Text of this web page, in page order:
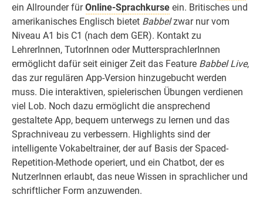
ein Allrounder fürOnline-Sprachkurse ein. Britisches und
amerikanisches Englisch bietet Babbelzwar nur vom
Niveau A1 bis C1 (nach dem GER). Kontakt zu
LehrerInnen, TutorInnen oder MuttersprachlerInnen
ermöglicht dafür seit einiger Zeit das Feature Babbel Live,
das zur regulären App-Version hinzugebucht werden
muss. Die interaktiven, spielerischen Übungen verdienen
viel Lob. Noch dazu ermöglicht die ansprechend
gestaltete App, bequem unterwegs zu lernen und das
Sprachniveau zu verbessern. Highlights sind der
intelligente Vokabeltrainer, der auf Basis der Spaced-
Repetition-Methode operiert, und ein Chatbot, der es
NutzerInnen erlaubt, das neue Wissen in sprachlicher und
schriftlicher Form anzuwenden.